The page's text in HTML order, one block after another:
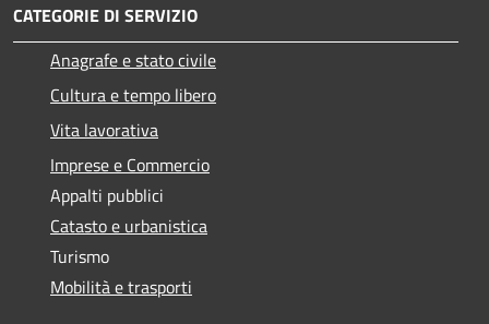
CATEGORIE DI SERVIZIO
Anagrafe e stato civile
Cultura e tempo libero
Vita lavorativa
Imprese e Commercio
Appalti pubblici
Catasto e urbanistica
Turismo
Mobilità e trasporti